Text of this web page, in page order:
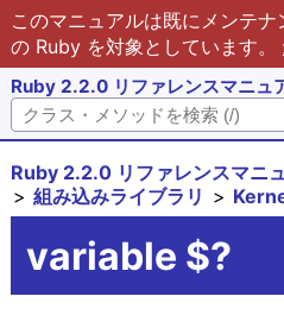
このマニュアルは既にメンテ
の Ruby を対象としています。
Ruby 2.2.0 リファレンスマニュ
Ruby 2.2.0 リファレンスマニ
組み込みライブラリ
variable $?